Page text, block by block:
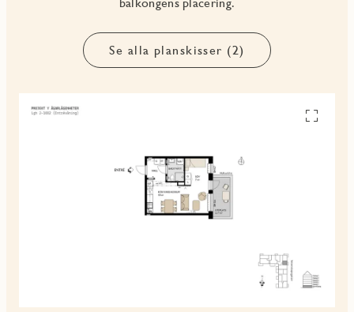
Se alla planskisser (2)
Se